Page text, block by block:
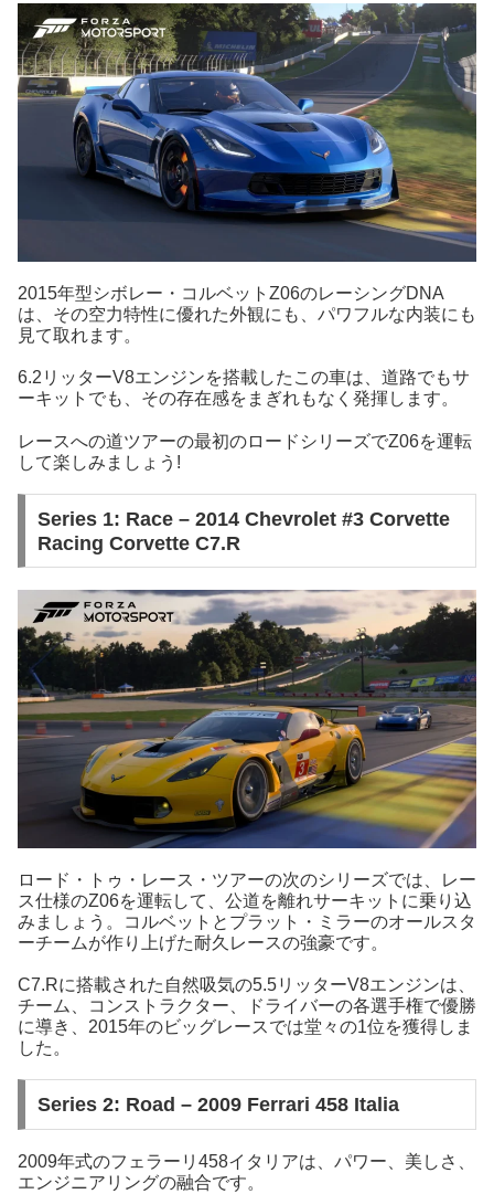
2015年型シボレー・コルベットZ06のレーシングDNA
は、その空力特性に優れた外観にも、パワフルな内装にも
見て取れます。
6.2リッターV8エンジンを搭載したこの車は、道路でもサ
ーキットでも、その存在感をまぎれもなく発揮します。
レースへの道ツアーの最初のロードシリーズでZ06を運転
して楽しみましょう!
Series 1: Race – 2014 Chevrolet #3 Corvette
Racing Corvette C7.R
ロード・トゥ・レース・ツアーの次のシリーズでは、レー
ス仕様のZ06を運転して、公道を離れサーキットに乗り込
みましょう。コルベットとプラット・ミラーのオールスタ
ーチームが作り上げた耐久レースの強豪です。
C7.Rに搭載された自然吸気の5.5リッターV8エンジンは、
チーム、コンストラクター、ドライバーの各選手権で優勝
に導き、2015年のビッグレースでは堂々の1位を獲得しま
した。
Series 2: Road – 2009 Ferrari 458 Italia
2009年式のフェラーリ458イタリアは、パワー、美しさ、
エンジニアリングの融合です。